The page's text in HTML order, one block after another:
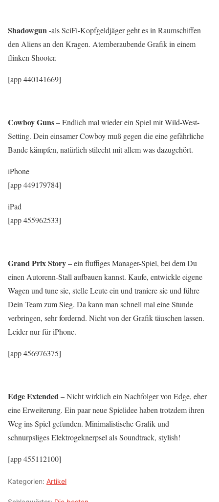
Shadowgun-als SciFi-Kopfgeldjäger geht es in Raumschiffen
den Aliens an den Kragen. Atemberaubende Grafik in einem
flinken Shooter.
[app 440141669]
Cowboy Guns– Endlich mal wieder ein Spiel mit Wild-West-
Setting. Dein einsamer Cowboy muß gegen die eine gefährliche
Bande kämpfen, natürlich stilecht mit allem was dazugehört.
iPhone
[app 449179784]
iPad
[app 455962533]
Grand Prix Story– ein fluffiges Manager-Spiel, bei dem Du
einen Autorenn-Stall aufbauen kannst. Kaufe, entwickle eigene
Wagen und tune sie, stelle Leute ein und traniere sie und führe
Dein Team zum Sieg. Da kann man schnell mal eine Stunde
verbringen, sehr fordernd. Nicht von der Grafik täuschen lassen.
Leider nur für iPhone.
[app 456976375]
Edge Extended– Nicht wirklich ein Nachfolger von Edge, eher
eine Erweiterung. Ein paar neue Spielidee haben trotzdem ihren
Weg ins Spiel gefunden. Minimalistische Grafik und
schnurpsliges Elektrogeknerpsel als Soundtrack, stylish!
[app 455112100]
Kategorien: Artikel